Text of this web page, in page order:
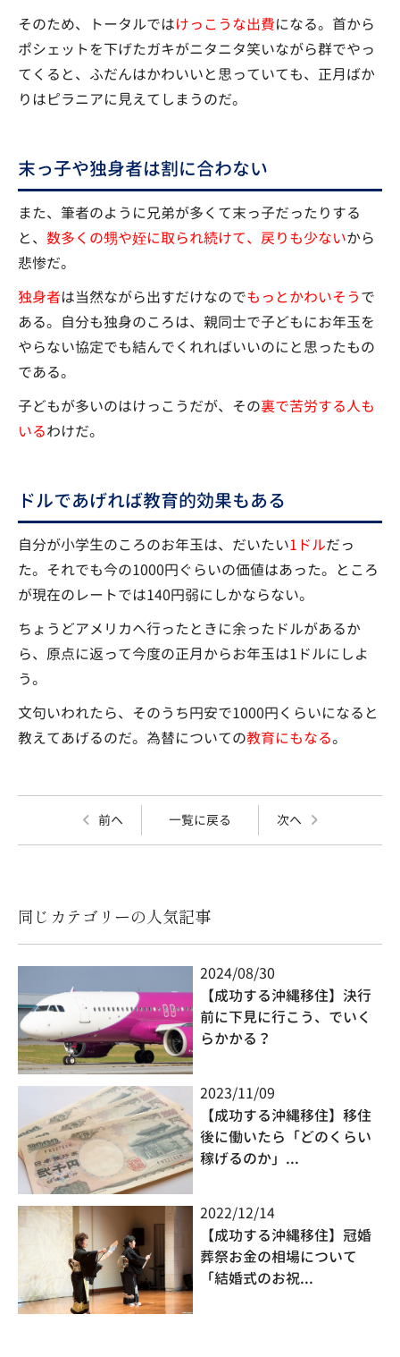
そのため、トータルではけっこうな出費になる。首から
ポシェットを下げたガキがニタニタ笑いながら群でやっ
てくると、ふだんはかわいいと思っていても、正月ばか
りはピラニアに見えてしまうのだ。
末っ子や独身者は割に合わない
また、筆者のように兄弟が多くて末っ子だったりする
と、 数多くの甥や姪に取られ続けて、戻りも少ないから
悲惨だ。
独身者は当然ながら出すだけなのでもっとかわいそうで
ある。自分も独身のころは、親同士で子どもにお年玉を
やらない協定でも結んでくれればいいのにと思ったもの
である。
子どもが多いのはけっこうだが、その裏で苦労する人も
いるわけだ。
ドルであげれば教育的効果もある
自分が小学生のころのお年玉は、だいたい1ドルだっ
た。それでも今の1000円ぐらいの価値はあった。ところ
が現在のレートでは140円弱にしかならない。
ちょうどアメリカへ行ったときに余ったドルがあるか
ら、原点に返って今度の正月からお年玉は1ドルにしよ
う。
文句いわれたら、そのうち円安で1000円くらいになると
教えてあげるのだ。為替についての教育にもなる。
前へ 一覧に戻る 次へ
同じカテゴリーの人気記事
2024/08/30
【成功する沖縄移住】決行
前に下見に行こう、でいく
らかかる？
2023/11/09
【成功する沖縄移住】移住
後に働いたら「どのくらい
稼げるのか」...
2022/12/14
【成功する沖縄移住】冠婚
葬祭お金の相場について
「結婚式のお祝...